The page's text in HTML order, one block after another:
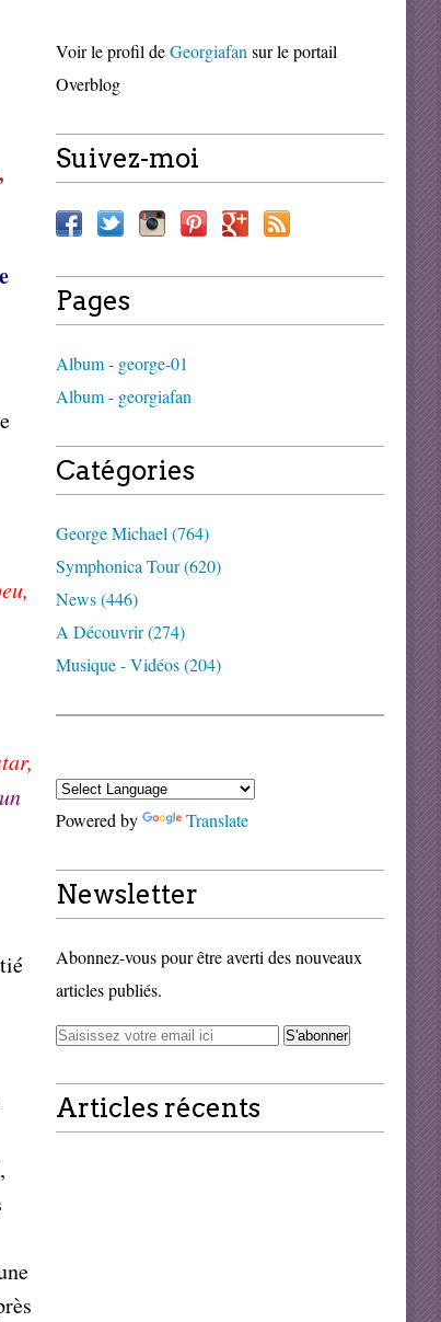
Voir le profil deGeorgiafan sur le portail
Overblog
Suivez-moi
Pages
Album - george-01
Album - georgiafan
Catégories
George Michael (764)
Symphonica Tour (620)
News (446)
A Découvrir (274)
Musique - Vidéos (204)
Powered by Translate
Newsletter
Abonnez-vous pour être averti des nouveaux
articles publiés.
Articles récents